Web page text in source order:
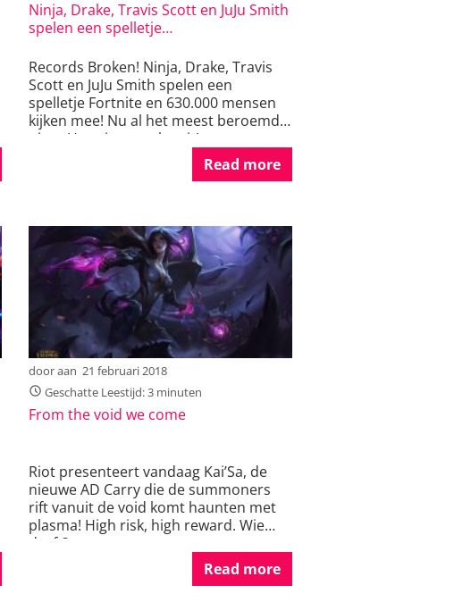
Ninja, Drake, Travis Scott en JuJu Smith
spelen een spelletje…
Records Broken! Ninja, Drake, Travis
Scott en JuJu Smith spelen een
spelletje Fortnite en 630.000 mensen
kijken mee! Nu al het meest beroemde
pizza Hawai gesprek ooit!
Read more
dooraan21 februari 2018
Geschatte Leestijd: 3 minuten
From the void we come
Riot presenteert vandaag Kai’Sa, de
nieuwe AD Carry die de summoners
rift vanuit de void komt haunten met
plasma! High risk, high reward. Wie
durft?
Read more